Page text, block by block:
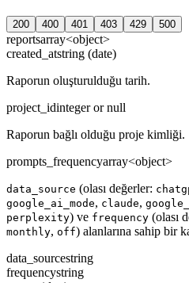
200 400 401 403 429 500
reportsarray<object>
created_atstring (date)
Raporun oluşturulduğu tarih.
project_idinteger or null
Raporun bağlı olduğu proje kimliği.
prompts_frequencyarray<object>
data_source (olası değerler:
google_ai_mode, claude,
perplexity) ve frequency (olası
monthly, off) alanlarına sahip bir
data_sourcestring
frequencystring